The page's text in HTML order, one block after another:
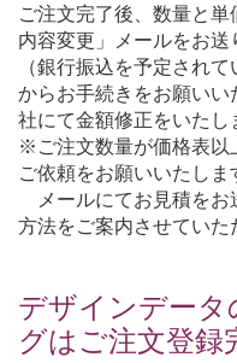
ご注文完了後、数量と
内容変更」メールをお送
（銀行振込を予定され
からお手続きをお願い
社にて金額修正をいたし
※ご注文数量が価格表以
ご依頼をお願いいたしま
メールにてお見積をお
方法をご案内させていた
デザインデータ
グはご注文登録